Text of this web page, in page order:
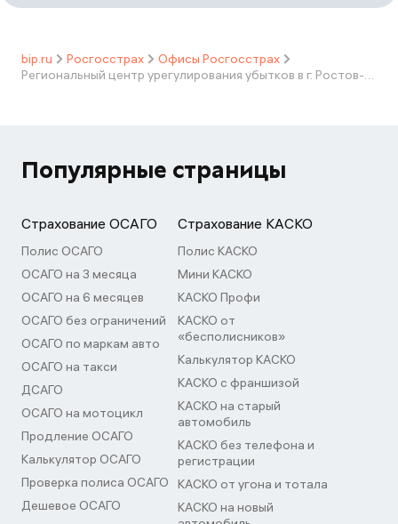
bip.ru Росгосстрах
Офисы Росгосстрах
Региональный центр урегулирования убытков в г. Ростов-на-Дону
Популярные страницы
Страхование ОСАГО
Полис ОСАГО
ОСАГО на 3 месяца
ОСАГО на 6 месяцев
ОСАГО без ограничений
ОСАГО по маркам авто
ОСАГО на такси
ДСАГО
ОСАГО на мотоцикл
Продление ОСАГО
Калькулятор ОСАГО
Проверка полиса ОСАГО
Дешевое ОСАГО
Страхование КАСКО
Полис КАСКО
Мини КАСКО
КАСКО Профи
КАСКО от
«бесполисников»
Калькулятор КАСКО
КАСКО с франшизой
КАСКО на старый
автомобиль
КАСКО без телефона и
регистрации
КАСКО от угона и тотала
КАСКО на новый